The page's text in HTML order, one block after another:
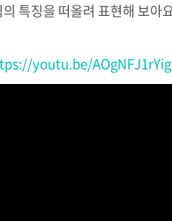
특징을 떠올려 표현해보아
youtu.be/AOgNFJ1rYig